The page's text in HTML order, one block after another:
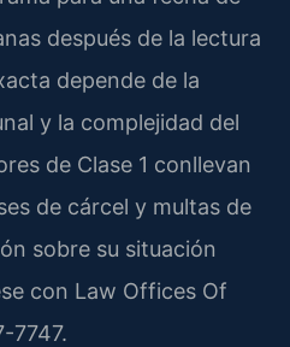
después de la lectura
depende de la
y la complejidad del
de Clase 1 conllevan
de cárcel y multas de
sobre su situación
con Law Offices Of
7747.